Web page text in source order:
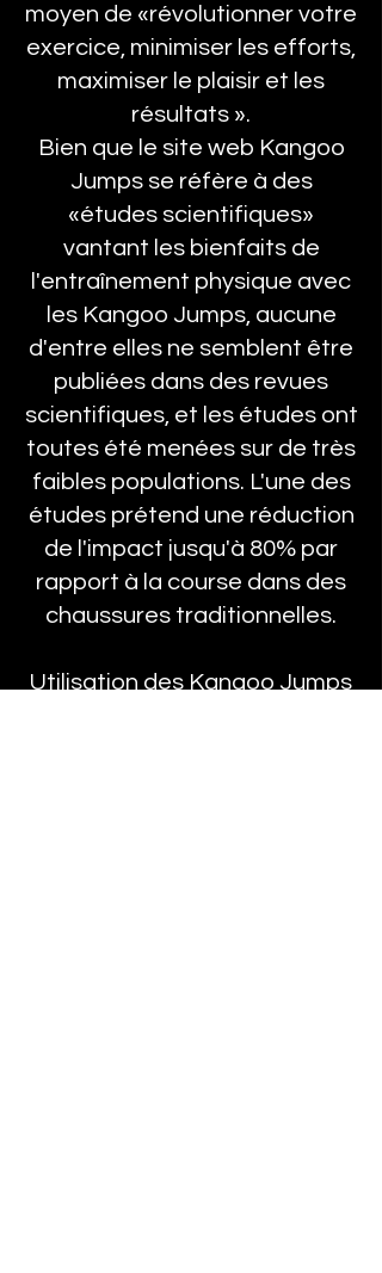
moyen de «révolutionner votre
exercice, minimiser les efforts,
maximiser le plaisir et les
résultats ».
Bien que le site web Kangoo
Jumps se réfère à des
«études scientifiques»
vantant les bienfaits de
l'entraînement physique avec
les Kangoo Jumps, aucune
d'entre elles ne semblent être
publiées dans des revues
scientifiques, et les études ont
toutes été menées sur de très
faibles populations. L'une des
études prétend une réduction
de l'impact jusqu'à 80% par
rapport à la course dans des
chaussures traditionnelles.
Utilisation des Kangoo Jumps